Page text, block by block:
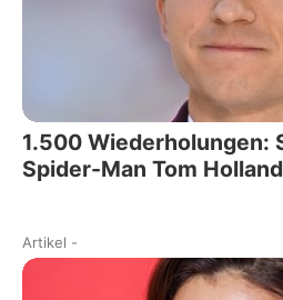
1.500 Wiederholungen:
Spider-Man Tom Holland
Artikel -